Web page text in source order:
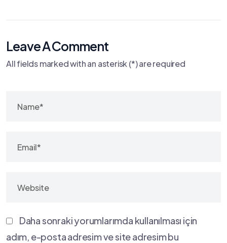
Leave A Comment
All fields marked with an asterisk (*) are required
Daha sonraki yorumlarımda kullanılması için
adım, e-posta adresim ve site adresim bu